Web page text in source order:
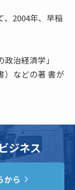
、2004年、早稲
治経済学」
）などの著 書が
ジネス
から